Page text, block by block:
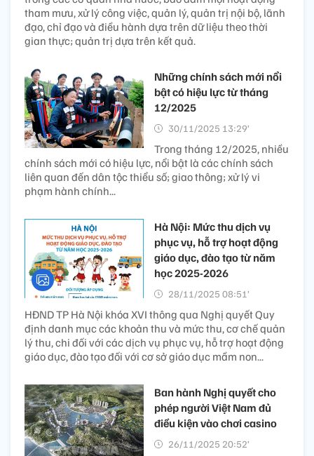
tham mưu, xử lý công việc, quản lý, quản trị nội bộ, lãnh
đạo, chỉ đạo và điều hành dựa trên dữ liệu theo thời
gian thực; quản trị dựa trên kết quả.
Những chính sách mới nổi
bật có hiệu lực từ tháng
12/2025
30/11/2025 13:29’
Trong tháng 12/2025, nhiều
chính sách mới có hiệu lực, nổi bật là các chính sách
liên quan đến dân tộc thiểu số; giao thông; xử lý vi
phạm hành chính...
Hà Nội: Mức thu dịch vụ
phục vụ, hỗ trợ hoạt động
giáo dục, đào tạo từ năm
học 2025-2026
28/11/2025 08:51’
HĐND TP Hà Nội khóa XVI thông qua Nghị quyết Quy
định danh mục các khoản thu và mức thu, cơ chế quản
lý thu, chi đối với các dịch vụ phục vụ, hỗ trợ hoạt động
giáo dục, đào tạo đối với cơ sở giáo dục mầm non...
Ban hành Nghị quyết cho
phép người Việt Nam đủ
điều kiện vào chơi casino
26/11/2025 20:52’